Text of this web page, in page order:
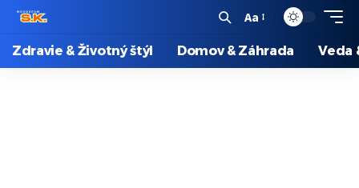
Aa
Zdravie & Životný štýl Domov & Záhrada Veda